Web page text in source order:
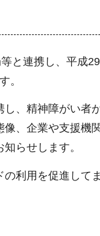
と連携し、平成
。
、精神障がい者
、企業や支援機
らせします。
利用を促進して